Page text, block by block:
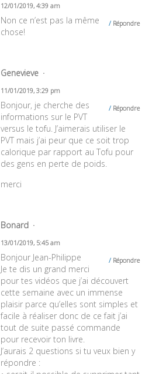
12/01/2019, 4:39 am
Répondre
Non ce n’est pas la même
chose!
Genevieve
11/01/2019, 3:29 pm
Répondre
Bonjour, je cherche des
informations sur le PVT
versus le tofu. J’aimerais utiliser le
PVT mais j’ai peur que ce soit trop
calorique par rapport au Tofu pour
des gens en perte de poids.
merci
Bonard
13/01/2019, 5:45 am
Répondre
Bonjour Jean-Philippe
Je te dis un grand merci
pour tes vidéos que j’ai découvert
cette semaine avec un immense
plaisir parce qu’elles sont simples et
facile à réaliser donc de ce fait j’ai
tout de suite passé commande
pour recevoir ton livre.
J’aurais 2 questions si tu veux bien y
répondre :